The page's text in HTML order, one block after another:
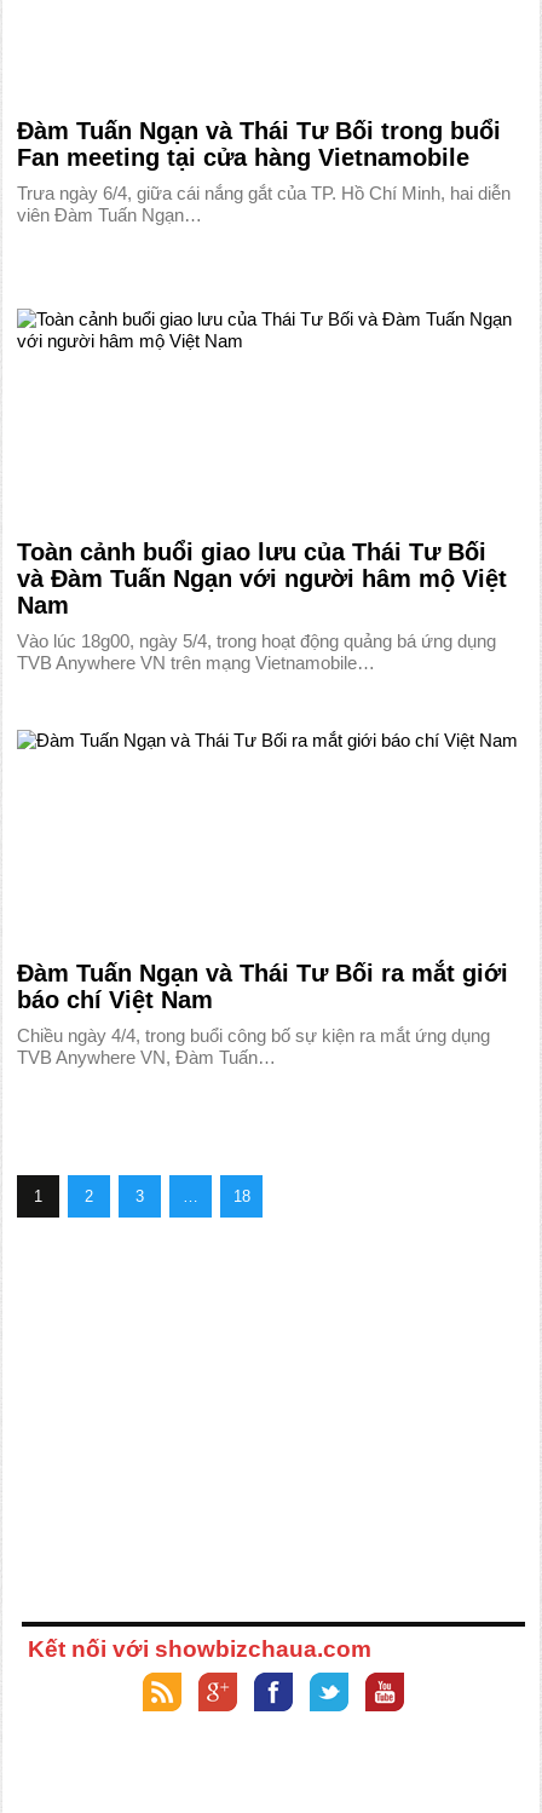
Đàm Tuấn Ngạn và Thái Tư Bối trong buổi
Fan meeting tại cửa hàng Vietnamobile
Trưa ngày 6/4, giữa cái nắng gắt của TP. Hồ Chí Minh, hai diễn
viên Đàm Tuấn Ngạn…
Toàn cảnh buổi giao lưu của Thái Tư Bối
và Đàm Tuấn Ngạn với người hâm mộ Việt
Nam
Vào lúc 18g00, ngày 5/4, trong hoạt động quảng bá ứng dụng
TVB Anywhere VN trên mạng Vietnamobile…
Đàm Tuấn Ngạn và Thái Tư Bối ra mắt giới
báo chí Việt Nam
Chiều ngày 4/4, trong buổi công bố sự kiện ra mắt ứng dụng
TVB Anywhere VN, Đàm Tuấn…
1 2 3 … 18
Kết nối với showbizchaua.com